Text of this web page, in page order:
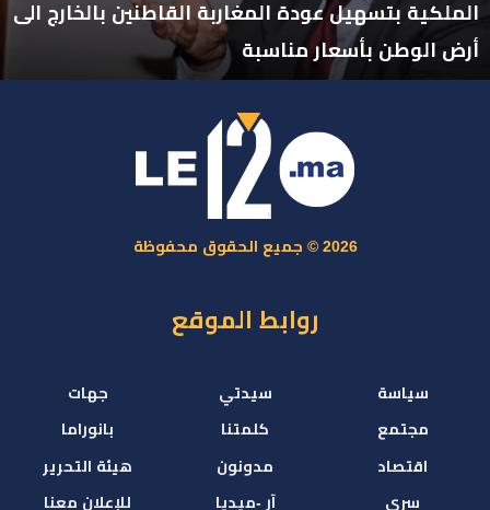
الملكية بتسهيل عودة المغاربة القاطنين بالخارج الى
أرض الوطن بأسعار مناسبة
2026 © جميع الحقوق محفوظة
روابط الموقع
سياسة
مجتمع
اقتصاد
سري
سيدتي
كلمتنا
مدونون
آر -ميديا
جهات
بانوراما
هيئة التحرير
للإعلان معنا